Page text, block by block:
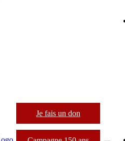
Je fais un don